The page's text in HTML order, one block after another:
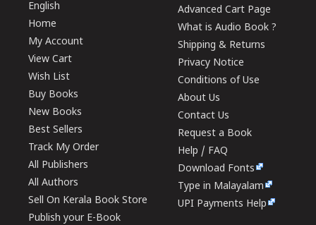
English
Home
My Account
View Cart
Wish List
Buy Books
New Books
Best Sellers
Track My Order
All Publishers
All Authors
Sell On Kerala Book Store
Publish your E-Book
Advanced Cart Page
What is Audio Book ?
Shipping & Returns
Privacy Notice
Conditions of Use
About Us
Contact Us
Request a Book
Help / FAQ
Download Fonts
Type in Malayalam
UPI Payments Help